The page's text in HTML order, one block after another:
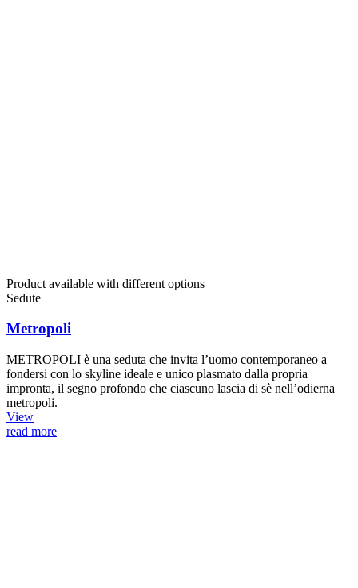
Product available with different options
Sedute
Metropoli
METROPOLI è una seduta che invita l’uomo contemporaneo a
fondersi con lo skyline ideale e unico plasmato dalla propria
impronta, il segno profondo che ciascuno lascia di sè nell’odierna
metropoli.
View
read more